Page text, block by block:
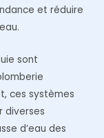
et réduire
sont
ces systèmes
diverses
d’eau des